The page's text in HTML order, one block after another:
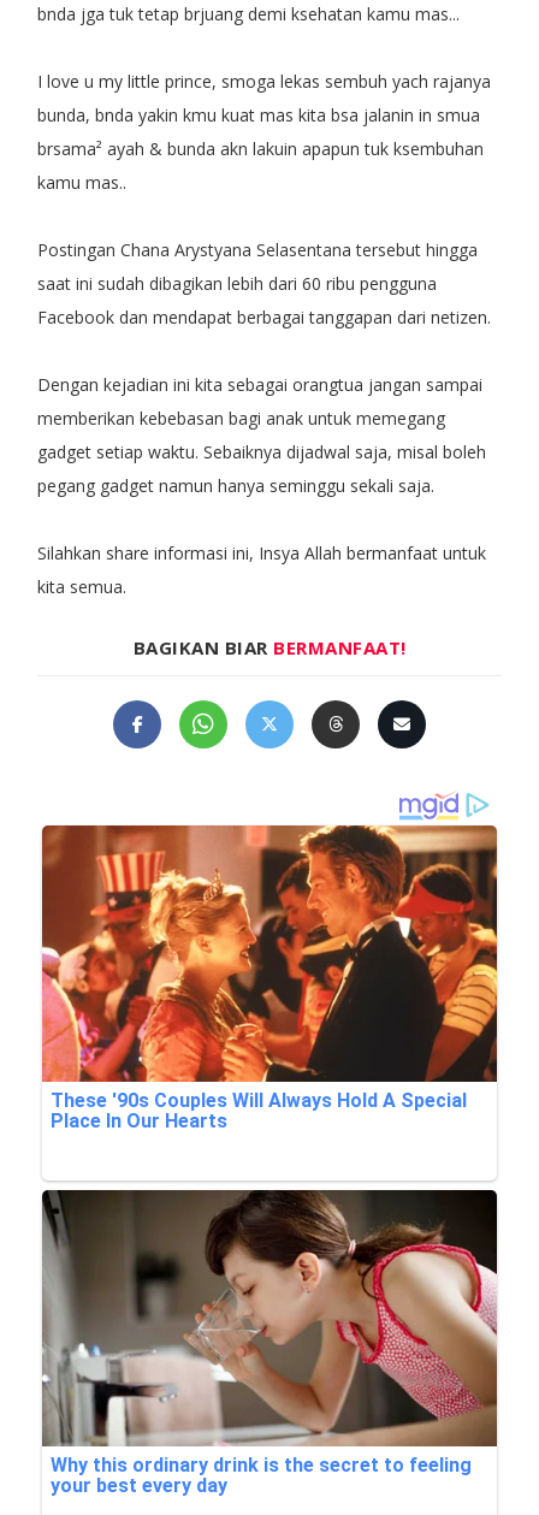
bnda jga tuk tetap brjuang demi ksehatan kamu mas...
I love u my little prince, smoga lekas sembuh yach rajanya
bunda, bnda yakin kmu kuat mas kita bsa jalanin in smua
brsama² ayah & bunda akn lakuin apapun tuk ksembuhan
kamu mas..
Postingan Chana Arystyana Selasentana tersebut hingga
saat ini sudah dibagikan lebih dari 60 ribu pengguna
Facebook dan mendapat berbagai tanggapan dari netizen.
Dengan kejadian ini kita sebagai orangtua jangan sampai
memberikan kebebasan bagi anak untuk memegang
gadget setiap waktu. Sebaiknya dijadwal saja, misal boleh
pegang gadget namun hanya seminggu sekali saja.
Silahkan share informasi ini, Insya Allah bermanfaat untuk
kita semua.
BAGIKAN BIAR BERMANFAAT!